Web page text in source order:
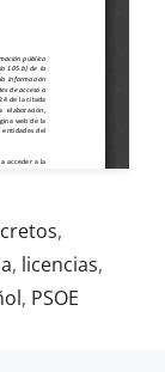
,
, licencias,
, PSOE